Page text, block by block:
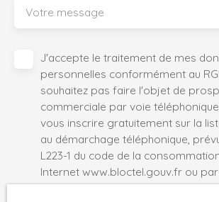
Votre message
J'accepte le traitement de mes
personnelles conformément au
souhaitez pas faire l'objet de
commerciale par voie
vous inscrire gratuitement sur la
au démarchage téléphonique,
L223-1 du code de la
Internet www.bloctel.gouv.fr ou
adressé à :